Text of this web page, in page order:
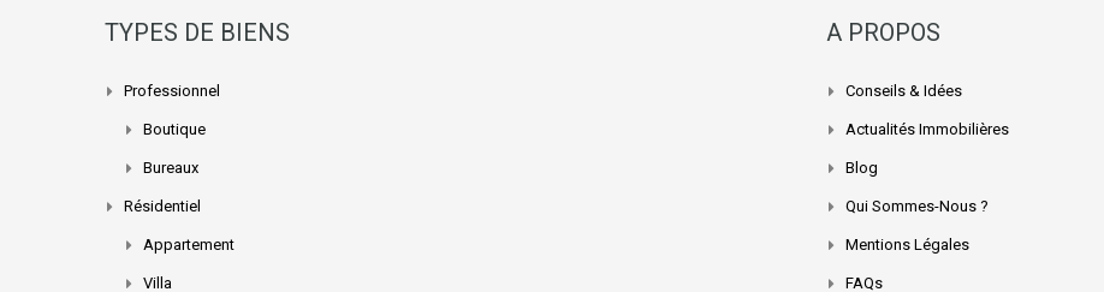
TYPES DE BIENS
Professionnel
Boutique
Bureaux
Résidentiel
Appartement
Villa
A PROPOS
Conseils & Idées
Actualités Immobilières
Blog
Qui Sommes-Nous ?
Mentions Légales
FAQs